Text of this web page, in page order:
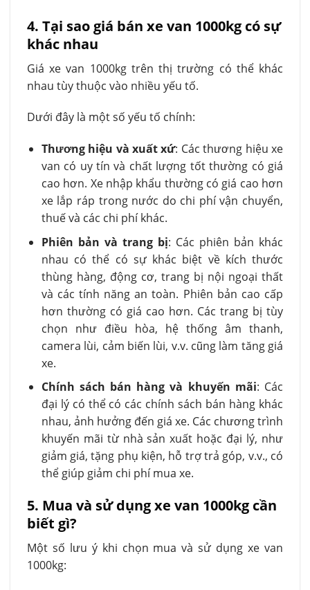
4. Tại sao giá bán xe van 1000kg có sự
khác nhau
Giá xe van 1000kg trên thị trường có thể khác
nhau tùy thuộc vào nhiều yếu tố.
Dưới đây là một số yếu tố chính:
Thương hiệu và xuất xứ: Các thương hiệu xe
van có uy tín và chất lượng tốt thường có giá
cao hơn. Xe nhập khẩu thường có giá cao hơn
xe lắp ráp trong nước do chi phí vận chuyển,
thuế và các chi phí khác.
Phiên bản và trang bị: Các phiên bản khác
nhau có thể có sự khác biệt về kích thước
thùng hàng, động cơ, trang bị nội ngoại thất
và các tính năng an toàn. Phiên bản cao cấp
hơn thường có giá cao hơn. Các trang bị tùy
chọn như điều hòa, hệ thống âm thanh,
camera lùi, cảm biến lùi, v.v. cũng làm tăng giá
xe.
Chính sách bán hàng và khuyến mãi: Các
đại lý có thể có các chính sách bán hàng khác
nhau, ảnh hưởng đến giá xe. Các chương trình
khuyến mãi từ nhà sản xuất hoặc đại lý, như
giảm giá, tặng phụ kiện, hỗ trợ trả góp, v.v., có
thể giúp giảm chi phí mua xe.
5. Mua và sử dụng xe van 1000kg cần
biết gì?
Một số lưu ý khi chọn mua và sử dụng xe van
1000kg: